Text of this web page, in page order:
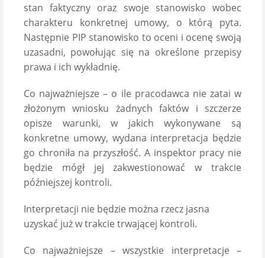
stan faktyczny oraz swoje stanowisko wobec
charakteru konkretnej umowy, o którą pyta.
Następnie PIP stanowisko to oceni i ocenę swoją
uzasadni, powołując się na określone przepisy
prawa i ich wykładnię.
Co najważniejsze – o ile pracodawca nie zatai w
złożonym wniosku żadnych faktów i szczerze
opisze warunki, w jakich wykonywane są
konkretne umowy, wydana interpretacja będzie
go chroniła na przyszłość. A inspektor pracy nie
będzie mógł jej zakwestionować w trakcie
późniejszej kontroli.
Interpretacji nie będzie można rzecz jasna
uzyskać już w trakcie trwającej kontroli.
Co najważniejsze – wszystkie interpretacje –